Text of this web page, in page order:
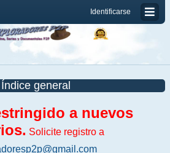
Identificarse
Índice general
a nuevos
Solicite registro a